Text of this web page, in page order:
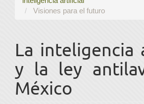
Visiones para el futuro
La inteligencia
y la ley
México